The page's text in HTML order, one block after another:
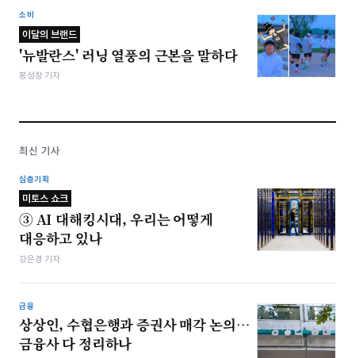
소비
이달의 브랜드
'뉴발란스' 러닝 열풍의 근본을 말하다
봉성창 기자
최신 기사
심층기획
미토스 쇼크
③ AI 대해킹시대, 우리는 어떻게
대응하고 있나
강은경 기자
금융
상상인, 수협은행과 증권사 매각 논의…
금융사 다 정리하나